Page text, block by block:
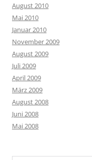
August 2010
Mai 2010
Januar 2010
November 2009
August 2009
Juli 2009
April 2009
März 2009
August 2008
Juni 2008
Mai 2008